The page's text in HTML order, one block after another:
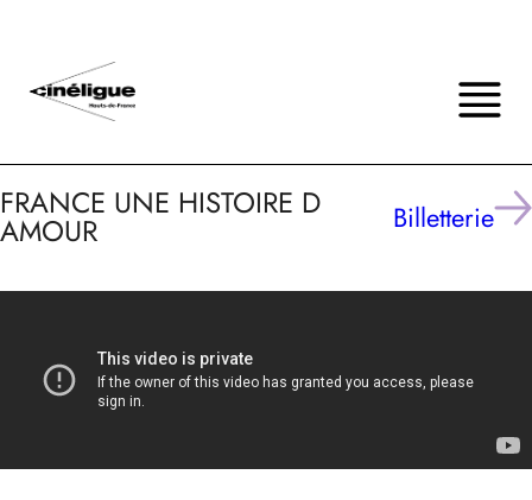
FRANCE UNE HISTOIRE D
AMOUR Billetterie